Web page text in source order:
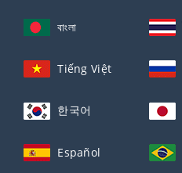
বাংলা
Tiếng Việt
한국어
Español